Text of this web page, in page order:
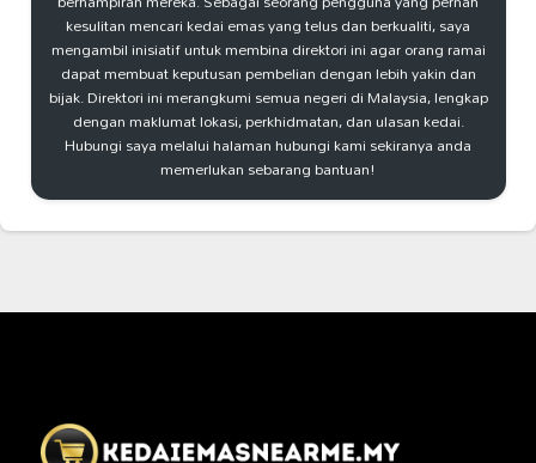
kesulitan mencari kedai emas yang telus dan berkualiti, saya
mengambil inisiatif untuk membina direktori ini agar orang ramai
dapat membuat keputusan pembelian dengan lebih yakin dan
bijak. Direktori ini merangkumi semua negeri di Malaysia, lengkap
dengan maklumat lokasi, perkhidmatan, dan ulasan kedai.
Hubungi saya melalui halaman hubungi kami sekiranya anda
memerlukan sebarang bantuan!